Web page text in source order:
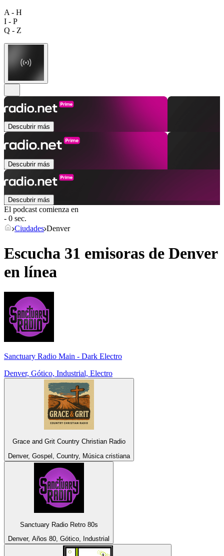
A - H
I - P
Q - Z
Descubrir más
Descubrir más
Descubrir más
El podcast comienza en
- 0 sec.
Ciudades Denver
Escucha 31 emisoras de Denver
en línea
Sanctuary Radio Main - Dark Electro
Denver, Gótico, Industrial, Electro
Grace and Grit Country Christian Radio
Denver, Gospel, Country, Música cristiana
Sanctuary Radio Retro 80s
Denver, Años 80, Gótico, Industrial